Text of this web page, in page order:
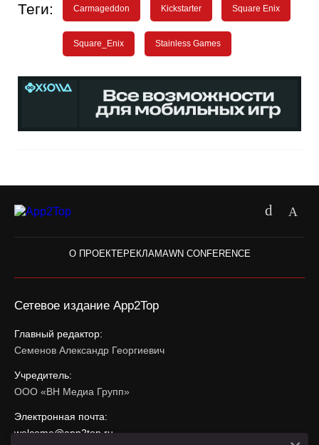
Теги: Carmageddon Kickstarter Square Enix
Square_Enix Stainless Games
О ПРОЕКТЕРЕКЛАМАWN CONFERENCE
Сетевое издание App2Top
Главный редактор:
Семенов Александр Георгиевич
Учредитель:
ООО «ВН Медиа Групп»
Электронная почта:
welcome@app2top.ru